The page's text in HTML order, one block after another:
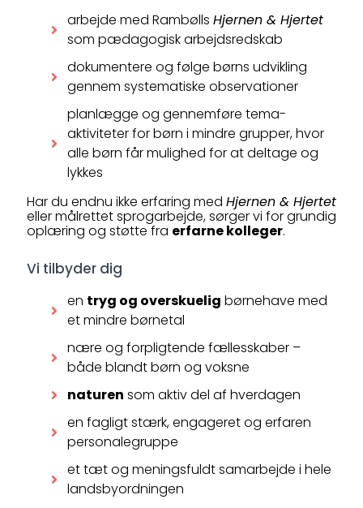
arbejde med Rambølls Hjernen & Hjertet
som pædagogisk arbejdsredskab
dokumentere og følge børns udvikling
gennem systematiske observationer
planlægge og gennemføre tema-
aktiviteter for børn i mindre grupper, hvor
alle børn får mulighed for at deltage og
lykkes
Har du endnu ikke erfaring med Hjernen & Hjertet
eller målrettet sprogarbejde, sørger vi for grundig
oplæring og støtte fra erfarne kolleger.
Vi tilbyder dig
en tryg og overskuelig børnehave med
et mindre børnetal
nære og forpligtende fællesskaber –
både blandt børn og voksne
naturen som aktiv del af hverdagen
en fagligt stærk, engageret og erfaren
personalegruppe
et tæt og meningsfuldt samarbejde i hele
landsbyordningen